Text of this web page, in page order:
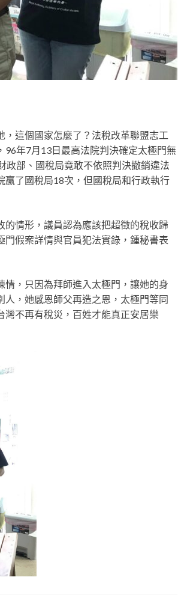
這個國家怎麼了？法稅改革聯盟志工
年7月13日最高法院判決確定太極門無
政部、國稅局竟敢不依照判決撤銷違法
了國稅局18次，但國稅局和行政執行
情形，議員認為應該把超徵的稅收歸
門假案詳情與官員犯法實錄，鍾秘書表
，只因為拜師進入太極門，讓她的身
，她感恩師父再造之恩，太極門等同
灣不再有稅災，百姓才能真正安居樂